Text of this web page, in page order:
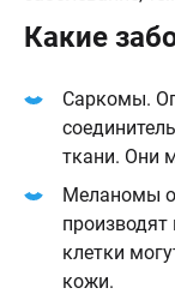
Какие
Саркомы.
ткани. Они
Меланомы
клетки
кожи.